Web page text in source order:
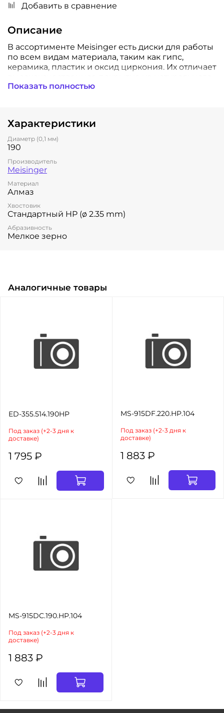
Добавить в сравнение
Описание
В ассортименте Meisinger есть диски для работы
по всем видам материала, таким как гипс,
керамика, пластик и оксид циркония. Их отличает
алмаза, длительный срок службы и отсутствие
Показать полностью
Характеристики
Диаметр (0,1 мм)
190
Производитель
Meisinger
Материал
Алмаз
Хвостовик
Стандартный HP (ø 2.35 mm)
Абразивность
Мелкое зерно
Аналогичные товары
ED-355.514.190HP
Под заказ (+2-3 дня к
доставке)
1 795 ₽
MS-915DF.220.HP.104
Под заказ (+2-3 дня к
доставке)
1 883 ₽
MS-915DC.190.HP.104
Под заказ (+2-3 дня к
доставке)
1 883 ₽